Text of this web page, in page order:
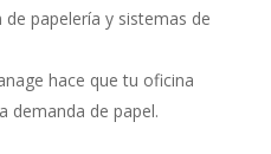
papelería y sistemas de
hace que tu oficina
demanda de papel.